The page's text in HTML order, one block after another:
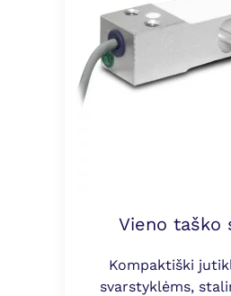
Vieno taško
Kompaktiški
svarstyklėms,